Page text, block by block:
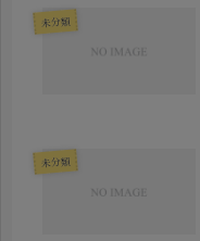
未分類
未分類